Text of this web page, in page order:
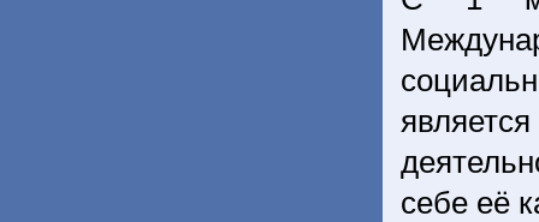
себе её